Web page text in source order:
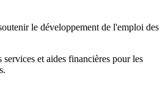
le développement de l'emploi des
services et aides financières pour les